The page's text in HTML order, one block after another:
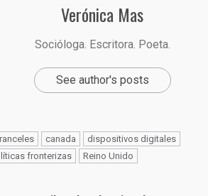
Verónica Mas
Socióloga. Escritora. Poeta.
See author's posts
canada
dispositivos digitales
fronterizas Reino Unido